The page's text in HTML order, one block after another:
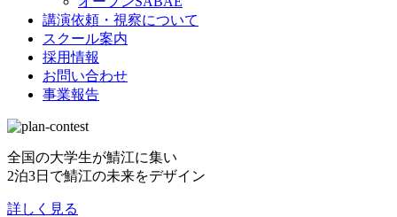
講演依頼・視察について
スクール案内
採用情報
お問い合わせ
事業報告
全国の大学生が鯖江に集い
2泊3日で鯖江の未来をデザイン
詳しく見る